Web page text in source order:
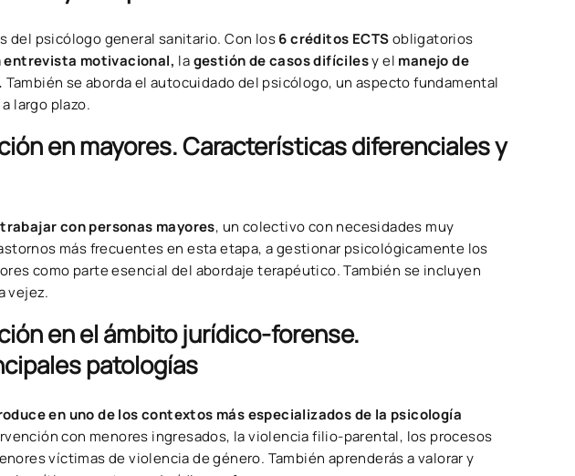
del psicólogo general sanitario. Con los6 créditos ECTSobligatorios
entrevista motivacional, lagestión de casos difícilesy el manejo de
También se aborda el autocuidado del psicólogo, un aspecto fundamental
largo plazo.
en mayores. Características diferenciales y
con personas mayores, un colectivo con necesidades muy
más frecuentes en esta etapa, a gestionar psicológicamente los
como parte esencial del abordaje terapéutico. También se incluyen
vejez.
en el ámbito jurídico-forense.
patologías
en uno de los contextos más especializados de la psicología
con menores ingresados, la violencia filio-parental, los procesos
víctimas de violencia de género. También aprenderás a valorar y